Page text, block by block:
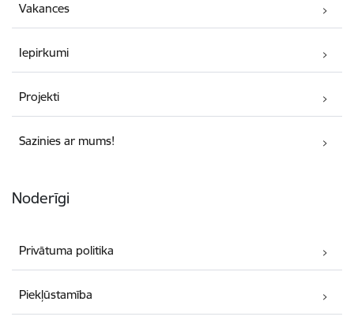
Vakances
Iepirkumi
Projekti
Sazinies ar mums!
Noderīgi
Privātuma politika
Piekļūstamība